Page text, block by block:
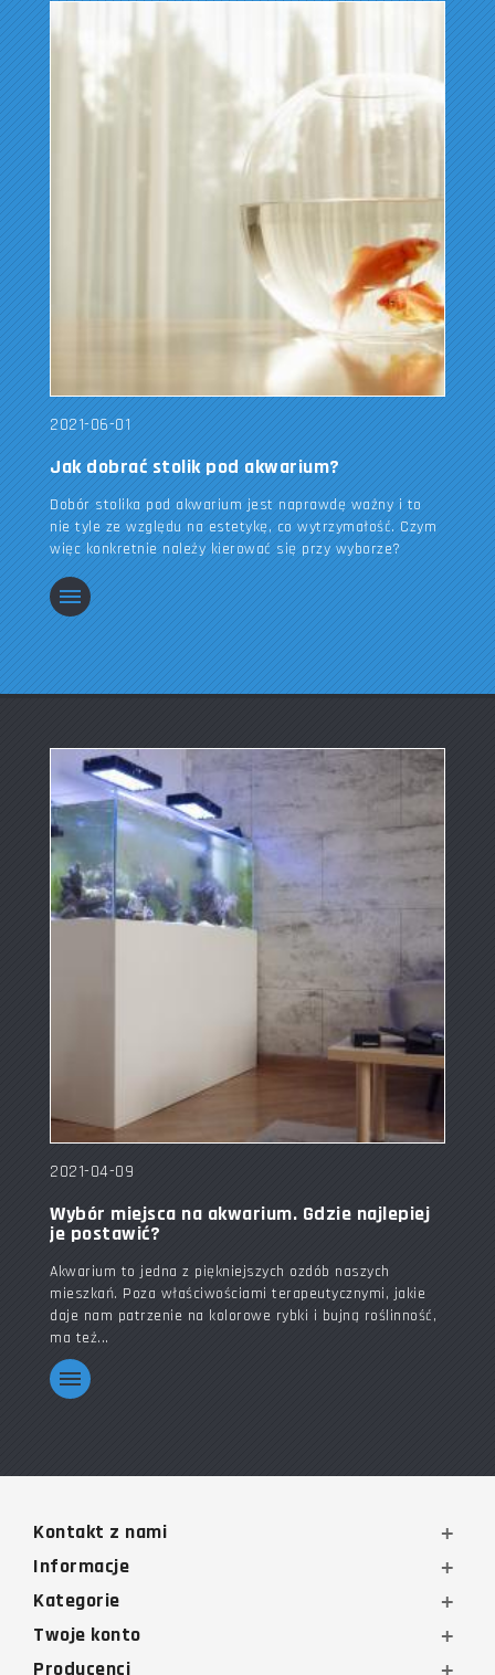
2021-06-01
Jak dobrać stolik pod akwarium?
Dobór stolika pod akwarium jest naprawdę ważny i to
nie tyle ze względu na estetykę, co wytrzymałość. Czym
więc konkretnie należy kierować się przy wyborze?
2021-04-09
Wybór miejsca na akwarium. Gdzie najlepiej
je postawić?
Akwarium to jedna z piękniejszych ozdób naszych
mieszkań. Poza właściwościami terapeutycznymi, jakie
daje nam patrzenie na kolorowe rybki i bujną roślinność,
ma też...
Kontakt z nami
Informacje
Kategorie
Twoje konto
Producenci